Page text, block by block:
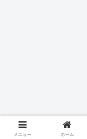
メニュー ホーム